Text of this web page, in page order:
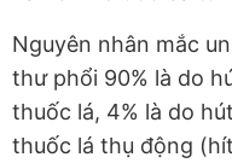
Nguyên nhân mắc
thư phổi 90% là do
thuốc lá, 4% là do hút
thuốc lá thụ động (hít